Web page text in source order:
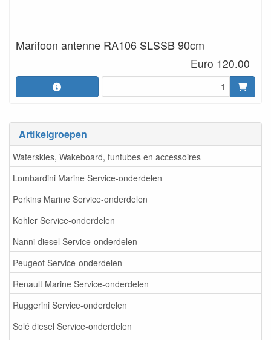
Artikelgroepen
Waterskies, Wakeboard, funtubes en accessoires
Lombardini Marine Service-onderdelen
Perkins Marine Service-onderdelen
Kohler Service-onderdelen
Nanni diesel Service-onderdelen
Peugeot Service-onderdelen
Renault Marine Service-onderdelen
Ruggerini Service-onderdelen
Solé diesel Service-onderdelen
Marifoon antenne RA106 SLSSB 90cm
Euro 120.00